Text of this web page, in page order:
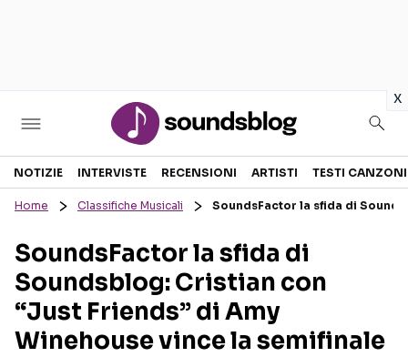
x
Sezioni
RECENSIONI MUSICALI
INTERVISTE
GOSSIP E CURIOSITÀ
TESTI CANZONI
TOUR ED EVENTI
TALENT SHOW
NOTIZIE INTERVISTE RECENSIONI ARTISTI TESTI CANZONI
Home Classifiche Musicali SoundsFactor la sfida di
SoundsFactor la sfida di
Soundsblog: Cristian con
“Just Friends” di Amy
Winehouse vince la semifinale